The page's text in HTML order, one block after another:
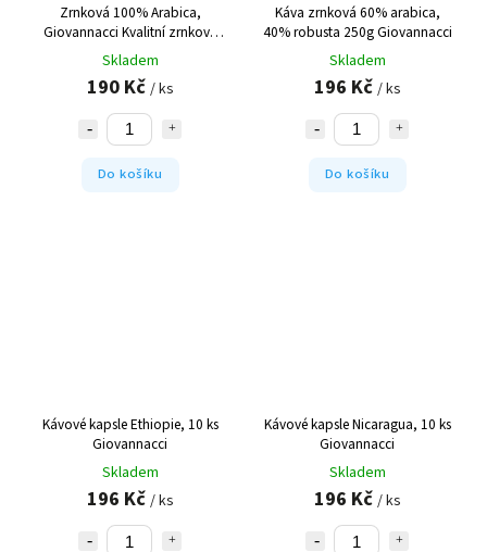
Zrnková 100% Arabica,
Giovannacci Kvalitní zrnková
káva Arabica
Skladem
190 Kč / ks
Do košíku
Káva zrnková 60% arabica,
40% robusta 250g Giovannacci
Skladem
196 Kč / ks
Do košíku
Kávové kapsle Ethiopie, 10 ks
Giovannacci
Skladem
196 Kč / ks
Kávové kapsle Nicaragua, 10 ks
Giovannacci
Skladem
196 Kč / ks